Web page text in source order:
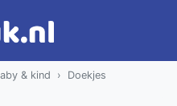
& kind
Doekjes